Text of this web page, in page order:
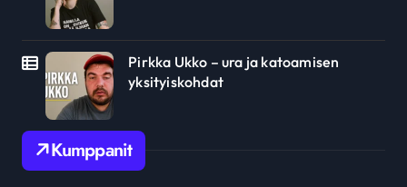
Pirkka Ukko – ura ja katoamisen
yksityiskohdat
Kumppanit